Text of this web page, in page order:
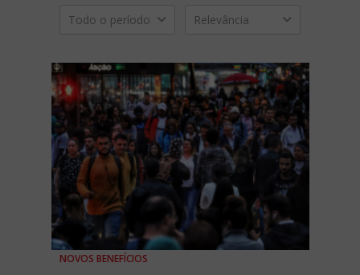
Todo o período Relevância
NOVOS BENEFÍCIOS